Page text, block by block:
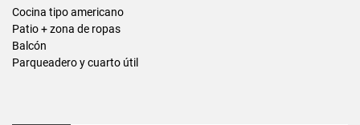
Cocina tipo americano
Patio + zona de ropas
Balcón
Parqueadero y cuarto útil